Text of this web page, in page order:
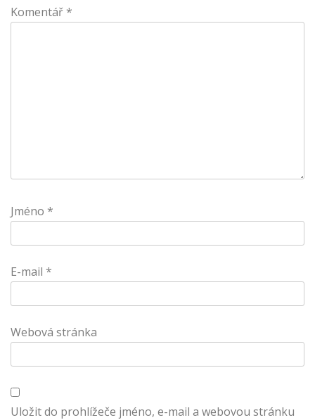
Komentář *
Jméno *
E-mail *
Webová stránka
Uložit do prohlížeče jméno, e-mail a webovou stránku